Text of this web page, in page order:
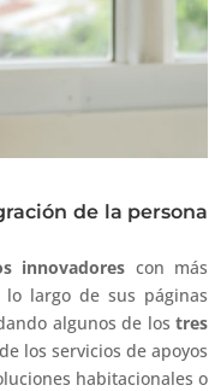
de la persona
innovadores con más
largo de sus páginas
algunos de lostres
los servicios de apoyos
habitacionales o